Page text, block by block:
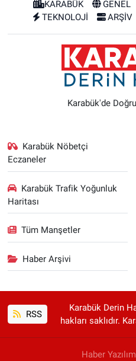
KARABÜK GENEL
TEKNOLOJİ
ARŞİV
Karabük'de
Karabük Nöbetçi
Eczaneler
Karabük Trafik Yoğunluk
Haritası
Tüm Manşetler
Haber Arşivi
RSS
Karabük Derin
hakları saklıdır.
Haber